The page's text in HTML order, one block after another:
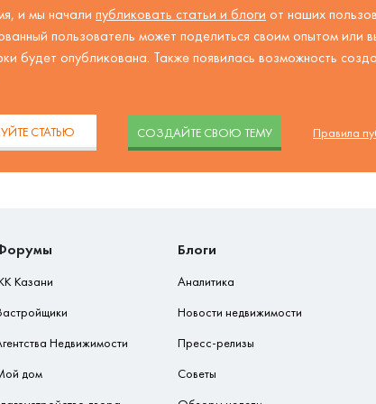
и мы начали публиковать статьи и блоги от наших
пользователь может поделиться своим опытом или
будет опубликована. Также появилась возможность
СТАТЬЮ CОЗДАЙТЕ СВОЮ ТЕМУ Правила
Казани
Недвижимости
дом
Блоги
Аналитика
Новости недвижимости
Пресс-релизы
Советы